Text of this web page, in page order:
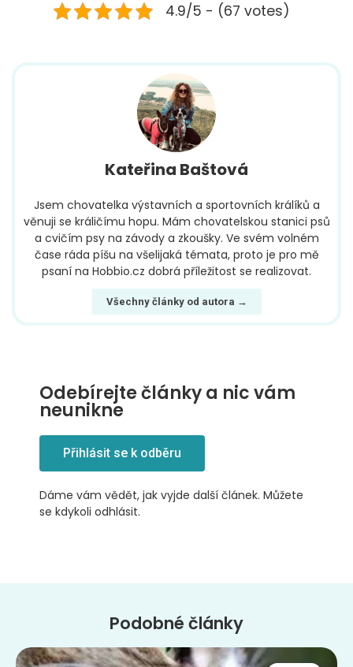
4.9/5 - (67 votes)
Kateřina Baštová
Jsem chovatelka výstavních a sportovních králíků a
věnuji se králičímu hopu. Mám chovatelskou stanici psů
a cvičím psy na závody a zkoušky. Ve svém volném
čase ráda píšu na všelijaká témata, proto je pro mě
psaní na Hobbio.cz dobrá příležitost se realizovat.
Všechny články od autora →
Odebírejte články a nic vám
neunikne
Přihlásit se k odběru
Dáme vám vědět, jak vyjde další článek. Můžete
se kdykoli odhlásit.
Podobné články